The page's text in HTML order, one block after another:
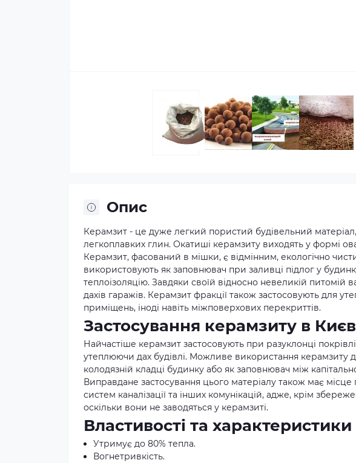
Опис
Керамзит - це дуже легкий пористий будівельний
легкоплавких глин. Окатиші керамзиту виходять у формі
Керамзит, фасований в мішки, є відмінним, екологічно
використовують як заповнювач при заливці підлог у
теплоізоляцію. Завдяки своїй відносно невеликій питомій
дахів гаражів. Керамзит фракції також застосовують для
приміщень, іноді навіть міжповерхових перекриттів.
Застосування керамзиту в
Найчастіше керамзит застосовують при разуклонці
утеплюючи дах будівлі. Можливе використання керамзиту
колодязній кладці будинку або як заповнювач між
Виправдане застосування цього матеріалу також має
систем каналізації та інших комунікацій, адже, крім
оскільки вони не заводяться у керамзиті.
Властивості та
Утримує до 80% тепла.
Вогнетривкість.